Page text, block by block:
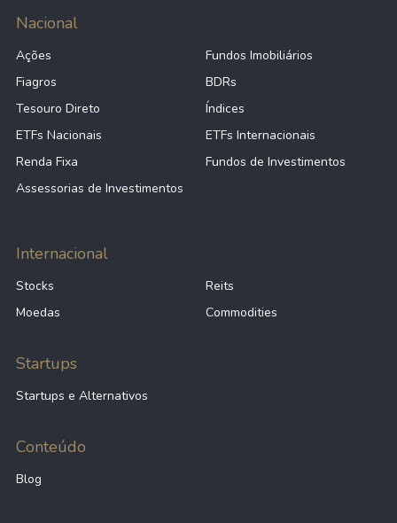
Nacional
Ações
Fundos Imobiliários
Fiagros
BDRs
Tesouro Direto
Índices
ETFs Nacionais
ETFs Internacionais
Renda Fixa
Fundos de Investimentos
Assessorias de Investimentos
Internacional
Stocks
Reits
Moedas
Commodities
Startups
Startups e Alternativos
Conteúdo
Blog